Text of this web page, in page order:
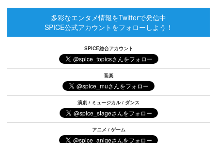
多彩なエンタメ情報をTwitterで発信中
SPICE公式アカウントをフォローしよう！
SPICE総合アカウント
音楽
演劇 / ミュージカル / ダンス
アニメ / ゲーム